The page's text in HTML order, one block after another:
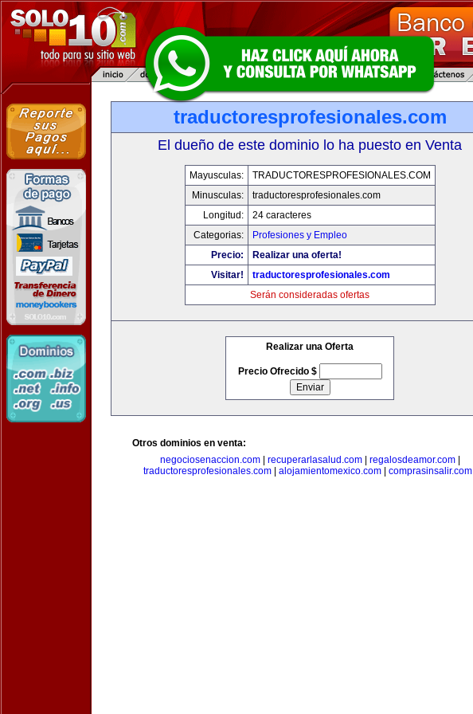
traductoresprofesionales.com
El dueño de este dominio lo ha puesto en Venta
Mayusculas:
TRADUCTORESPROFESIONALES.COM
Minusculas:
traductoresprofesionales.com
Longitud:
24 caracteres
Categorias:
Profesiones y Empleo
Precio:
Realizar una oferta!
Visitar!
traductoresprofesionales.com
Serán consideradas ofertas
Realizar una Oferta
Precio Ofrecido $
Otros dominios en venta:
negociosenaccion.com| recuperarlasalud.com| regalosdeamor.com|
traductoresprofesionales.com| alojamientomexico.com| comprasinsalir.com|